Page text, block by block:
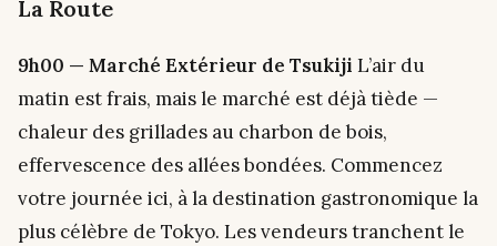
La Route
9h00 — Marché Extérieur de Tsukiji L’air du
matin est frais, mais le marché est déjà tiède —
chaleur des grillades au charbon de bois,
effervescence des allées bondées. Commencez
votre journée ici, à la destination gastronomique la
plus célèbre de Tokyo. Les vendeurs tranchent le